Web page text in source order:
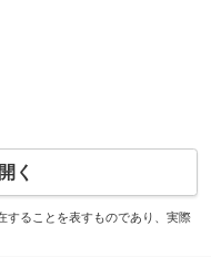
く
ることを表すものであり、実際